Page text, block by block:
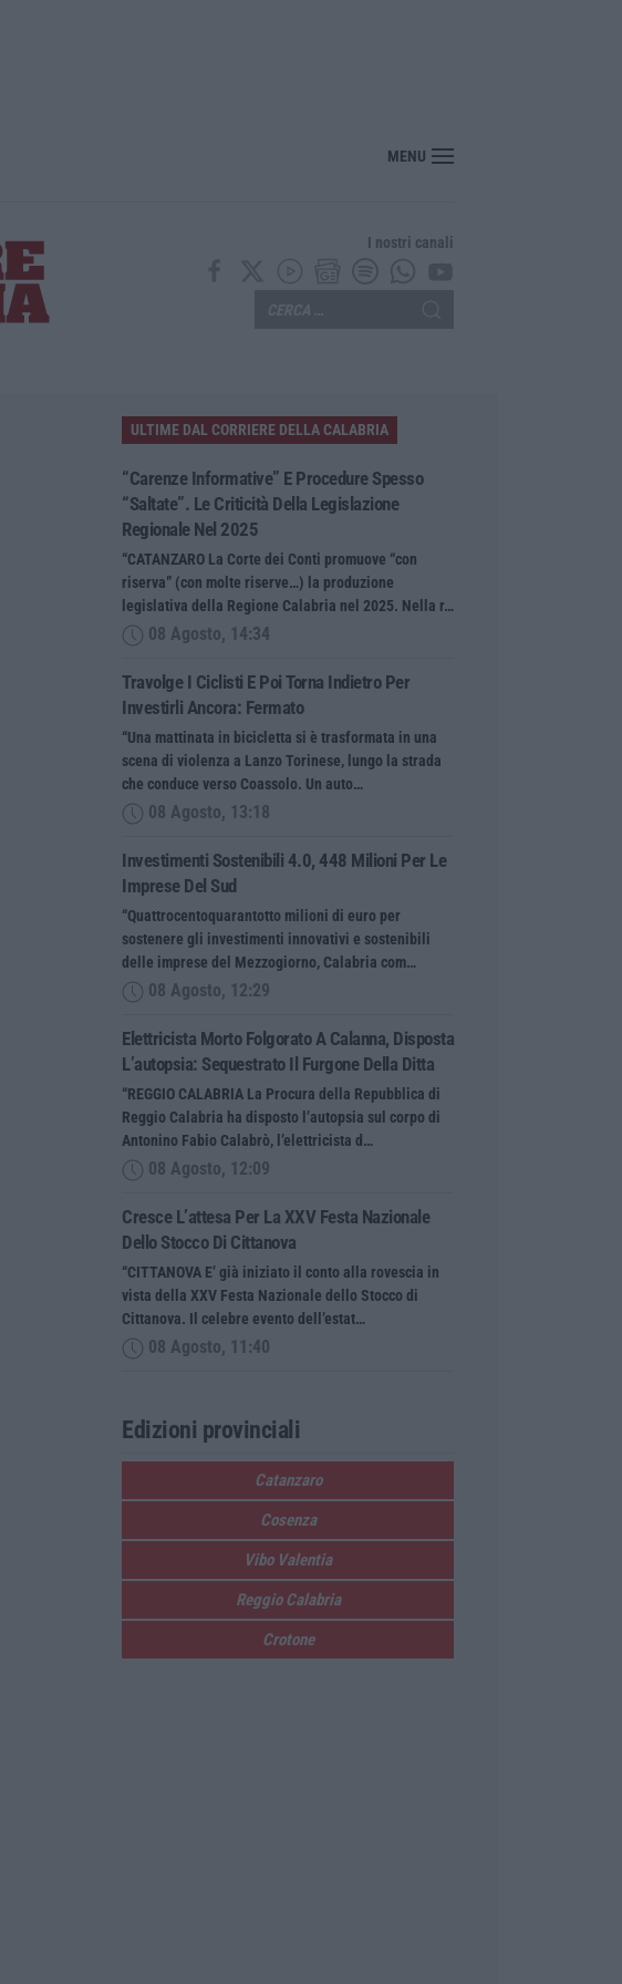
Investimenti sostenibili 4.0, 448 milioni per le imprese del Sud
MENU
I nostri canali
ULTIME DAL CORRIERE DELLA CALABRIA
“Carenze Informative” E Procedure Spesso
“saltate”. Le Criticità Della Legislazione
Regionale Nel 2025
“CATANZARO La Corte dei Conti promuove “con
riserva” (con molte riserve…) la produzione
legislativa della Regione Calabria nel 2025. Nella r…
08 Agosto, 14:34
Travolge I Ciclisti E Poi Torna Indietro Per
Investirli Ancora: Fermato
“Una mattinata in bicicletta si è trasformata in una
scena di violenza a Lanzo Torinese, lungo la strada
che conduce verso Coassolo. Un auto…
08 Agosto, 13:18
Investimenti Sostenibili 4.0, 448 Milioni Per Le
Imprese Del Sud
“Quattrocentoquarantotto milioni di euro per
sostenere gli investimenti innovativi e sostenibili
delle imprese del Mezzogiorno, Calabria com…
08 Agosto, 12:29
Elettricista Morto Folgorato A Calanna, Disposta
L’autopsia: Sequestrato Il Furgone Della Ditta
“REGGIO CALABRIA La Procura della Repubblica di
Reggio Calabria ha disposto l’autopsia sul corpo di
Antonino Fabio Calabrò, l’elettricista d…
08 Agosto, 12:09
Cresce L’attesa Per La XXV Festa Nazionale
Dello Stocco Di Cittanova
“CITTANOVA E’ già iniziato il conto alla rovescia in
vista della XXV Festa Nazionale dello Stocco di
Cittanova. Il celebre evento dell’estat…
08 Agosto, 11:40
Edizioni provinciali
Catanzaro
Cosenza
Vibo Valentia
Reggio Calabria
Crotone